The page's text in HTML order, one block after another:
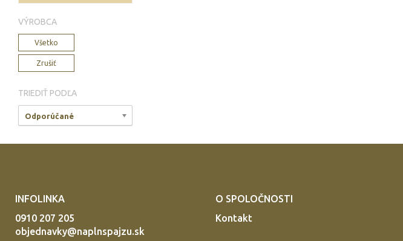
VÝROBCA
Všetko
Zrušiť
TRIEDIŤ PODĽA
Odporúčané
INFOLINKA
0910 207 205
objednavky@naplnspajzu.sk
O SPOLOČNOSTI
Kontakt